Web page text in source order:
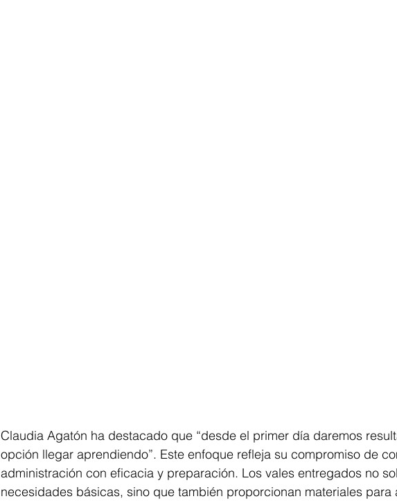
Claudia Agatón ha destacado que “desde el primer día daremos
opción llegar aprendiendo”. Este enfoque refleja su compromiso de
administración con eficacia y preparación. Los vales entregados no
necesidades básicas, sino que también proporcionan materiales para